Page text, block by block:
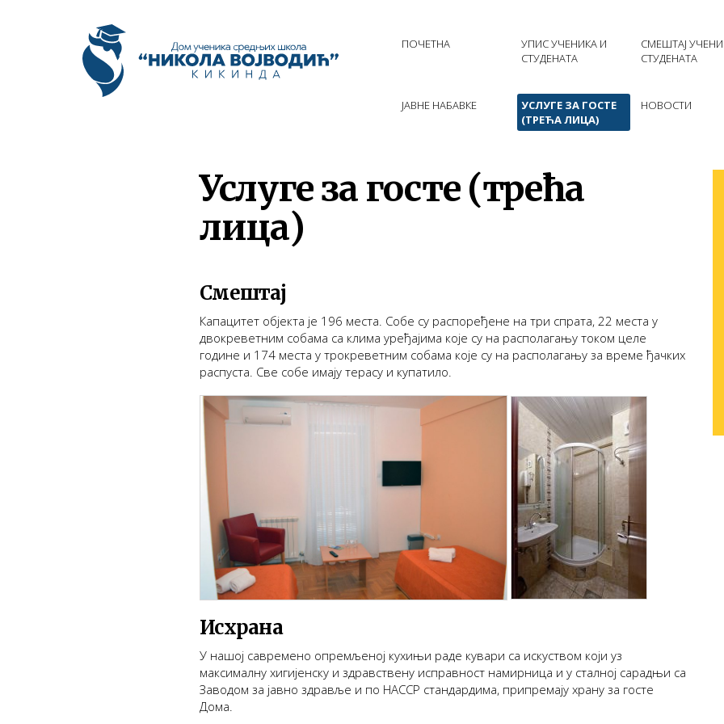
ПОЧЕТНА
УПИС УЧЕНИКА И
СТУДЕНАТА
СМЕШТАЈ
СТУДЕНАТА
ЈАВНЕ НАБАВКЕ
УСЛУГЕ ЗА ГОСТЕ
(ТРЕЋА ЛИЦА)
НОВОСТИ
Услуге за госте (трећа
лица)
Смештај
Капацитет објекта је 196 места. Собе су распоређене на три спрата, 22 места у
двокреветним собама са клима уређајима које су на располагању током целе
године и 174 места у трокреветним собама које су на располагању за време ђачких
распуста. Све собе имају терасу и купатило.
Исхрана
У нашој савремено опремљеној кухињи раде кувари са искуством који уз
максималну хигијенску и здравствену исправност намирница и у сталној сарадњи са
Заводом за јавно здравље и по HАCCP стандардима, припремају храну за госте
Дома.